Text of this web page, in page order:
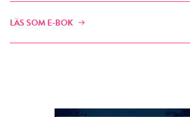
LÄS SOM E-BOK